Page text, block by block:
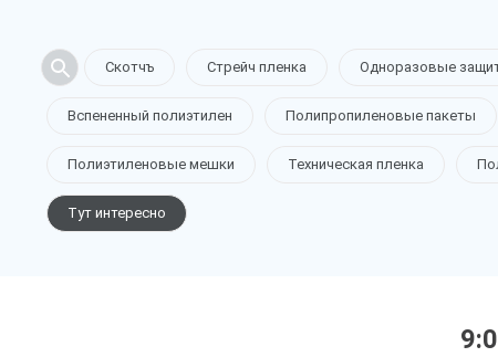
Скотчъ Стрейч пленка Одноразовые
Вспененный полиэтилен Полипропиленовые пакеты
Полиэтиленовые мешки Техническая пленка
Тут интересно